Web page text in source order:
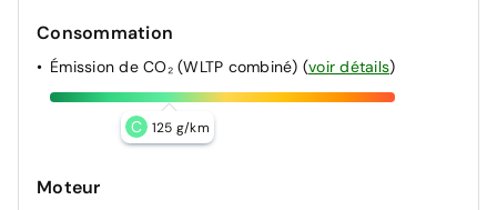
Consommation
Émission de CO₂ (WLTP combiné) (voir détails)
C 125 g/km
Moteur